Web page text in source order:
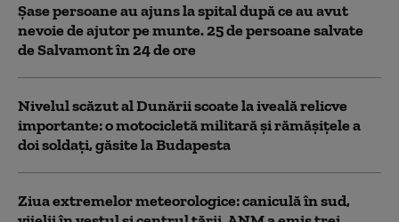
Șase persoane au ajuns la spital după ce au avut
nevoie de ajutor pe munte. 25 de persoane salvate
de Salvamont în 24 de ore
Nivelul scăzut al Dunării scoate la iveală relicve
importante: o motocicletă militară și rămășițele a
doi soldați, găsite la Budapesta
Ziua extremelor meteorologice: caniculă în sud,